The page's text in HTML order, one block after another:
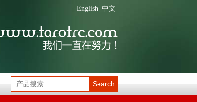
中文
English
Search